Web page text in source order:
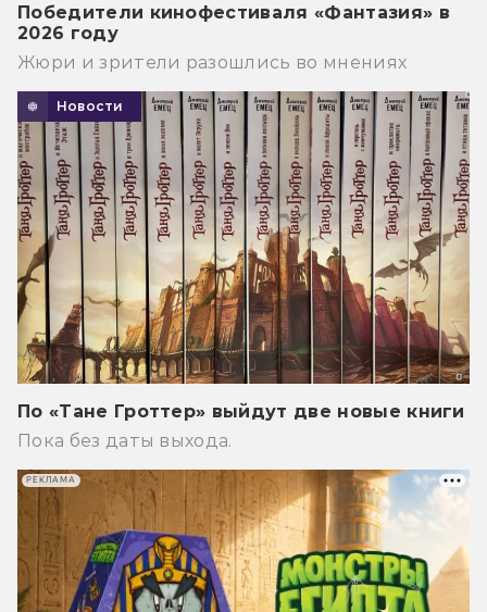
Победители кинофестиваля «Фантазия» в
2026 году
Жюри и зрители разошлись во мнениях
Новости
По «Тане Гроттер» выйдут две новые книги
Пока без даты выхода.
РЕКЛАМА